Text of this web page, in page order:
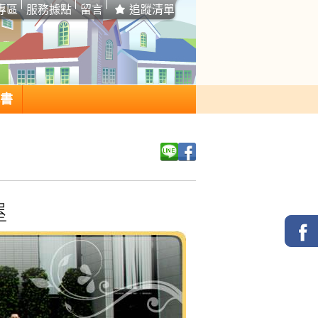
區 服務據點 留言 追蹤清單